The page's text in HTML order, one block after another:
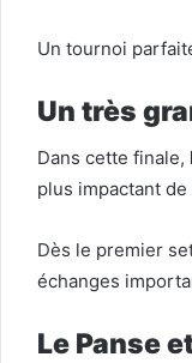
Un tournoi
Un très
Dans cette finale,
plus impactant
Dès le premier
échanges
Le Panse